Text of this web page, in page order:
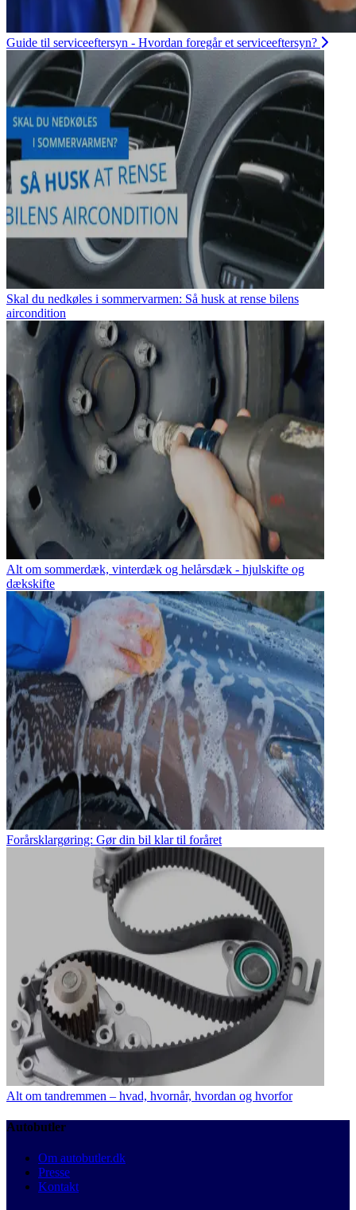
Guide til serviceeftersyn - Hvordan foregår et serviceeftersyn?
Skal du nedkøles i sommervarmen: Så husk at rense bilens
aircondition
Alt om sommerdæk, vinterdæk og helårsdæk - hjulskifte og
dækskifte
Forårsklargøring: Gør din bil klar til foråret
Alt om tandremmen – hvad, hvornår, hvordan og hvorfor
Autobutler
Om autobutler.dk
Presse
Kontakt